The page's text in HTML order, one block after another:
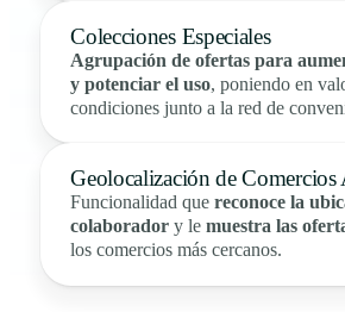
Colecciones Especiales
Agrupación de ofertas para
y potenciar el uso, poniendo en
condiciones junto a la red de
Geolocalización de Comercios
Funcionalidad quereconoce la
colaborador y lemuestra las
los comercios más cercanos.